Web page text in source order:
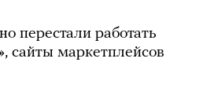
перестали работать
сайты маркетплейсов